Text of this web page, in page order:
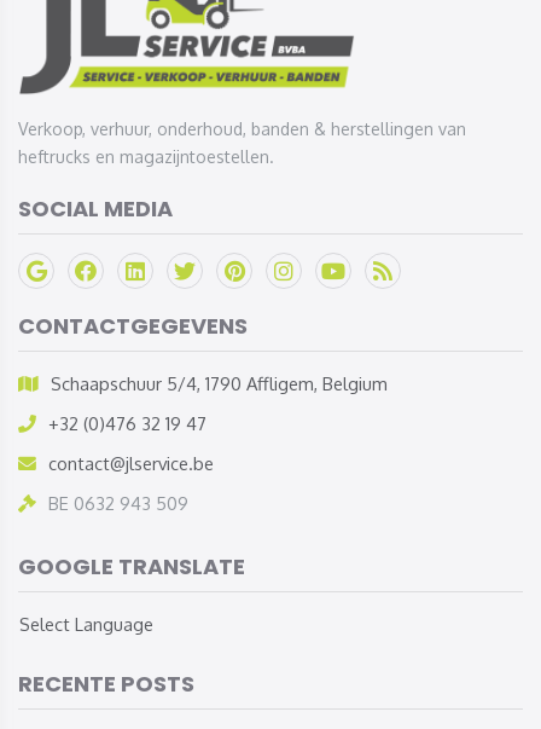
Verkoop, verhuur, onderhoud, banden & herstellingen van
heftrucks en magazijntoestellen.
SOCIAL MEDIA
CONTACTGEGEVENS
Schaapschuur 5/4, 1790 Affligem, Belgium
+32 (0)476 32 19 47
contact@jlservice.be
BE 0632 943 509
GOOGLE TRANSLATE
Select Language
RECENTE POSTS